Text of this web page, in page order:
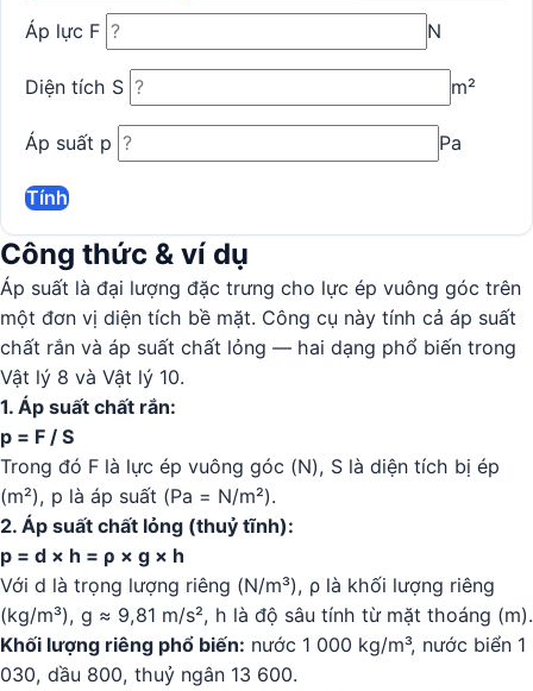
Áp lực F N
Diện tích S m²
Áp suất p Pa
Tính
Công thức & ví dụ
Áp suất là đại lượng đặc trưng cho lực ép vuông góc trên
một đơn vị diện tích bề mặt. Công cụ này tính cả áp suất
chất rắn và áp suất chất lỏng — hai dạng phổ biến trong
Vật lý 8 và Vật lý 10.
1. Áp suất chất rắn:
p = F / S
Trong đó F là lực ép vuông góc (N), S là diện tích bị ép
(m²), p là áp suất (Pa = N/m²).
2. Áp suất chất lỏng (thuỷ tĩnh):
p = d × h = ρ × g × h
Với d là trọng lượng riêng (N/m³), ρ là khối lượng riêng
(kg/m³), g ≈ 9,81 m/s², h là độ sâu tính từ mặt thoáng (m).
Khối lượng riêng phổ biến: nước 1 000 kg/m³, nước biển 1
030, dầu 800, thuỷ ngân 13 600.